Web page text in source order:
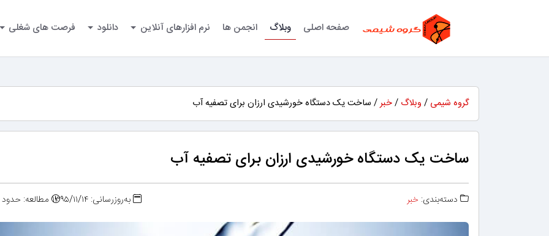
صفحه اصلی وبلاگ انجمن ها نرم افزارهای آنلاین دانلود فرصت های شغلی
گروه شیمی / وبلاگ /خبر/ ساخت یک دستگاه خورشیدی ارزان برای تصفیه آب
ساخت یک دستگاه خورشیدی ارزان برای تصفیه آب
دسته‌بندی: خبر به‌روزرسانی: ۱۳۹۵/۱۱/۱۴ مطالعه: حدود ۳